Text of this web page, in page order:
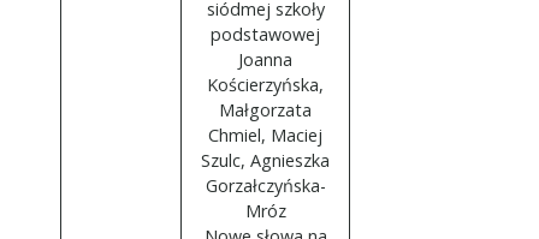
siódmej szkoły
podstawowej
Joanna
Kościerzyńska,
Małgorzata
Chmiel, Maciej
Szulc, Agnieszka
Gorzałczyńska-
Mróz